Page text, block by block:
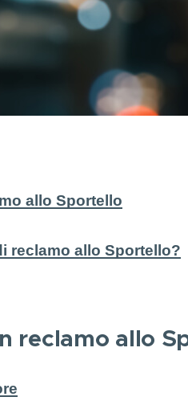
allo Sportello
reclamo allo Sportello?
reclamo allo